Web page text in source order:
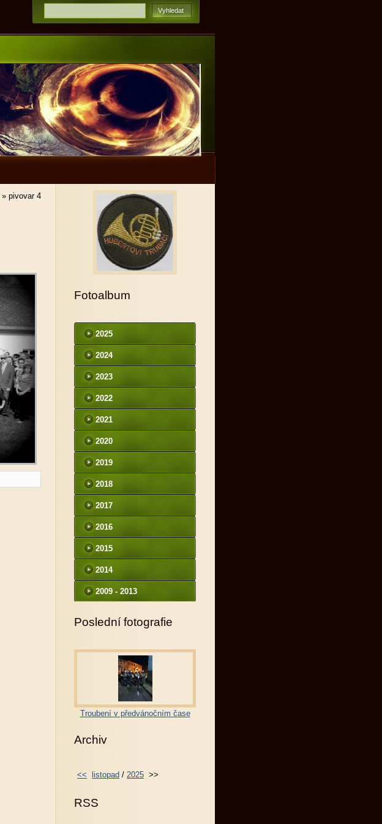
» pivovar 4
Fotoalbum
2025
2024
2023
2022
2021
2020
2019
2018
2017
2016
2015
2014
2009 - 2013
Poslední fotografie
Troubení v předvánočním čase
Archiv
<< listopad / 2025 >>
RSS